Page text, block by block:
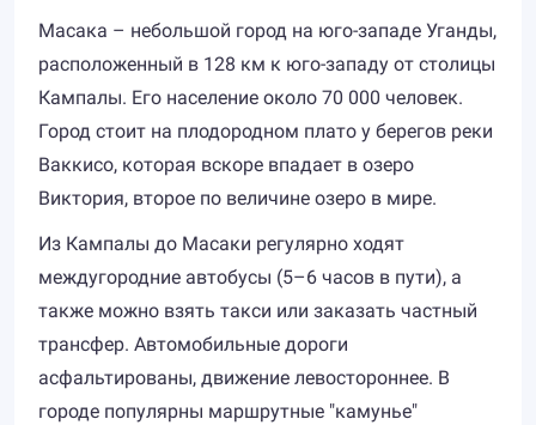
Масака – небольшой город на юго-западе Уганды,
расположенный в 128 км к юго-западу от столицы
Кампалы. Его население около 70 000 человек.
Город стоит на плодородном плато у берегов реки
Ваккисо, которая вскоре впадает в озеро
Виктория, второе по величине озеро в мире.
Из Кампалы до Масаки регулярно ходят
междугородние автобусы (5–6 часов в пути), а
также можно взять такси или заказать частный
трансфер. Автомобильные дороги
асфальтированы, движение левостороннее. В
городе популярны маршрутные "камунье"